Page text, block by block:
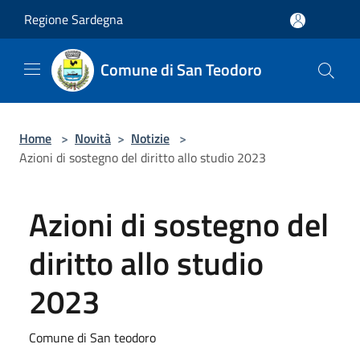
Regione Sardegna
Comune di San Teodoro
Home > Novità > Notizie >
Azioni di sostegno del diritto allo studio 2023
Azioni di sostegno del
diritto allo studio
2023
Comune di San teodoro